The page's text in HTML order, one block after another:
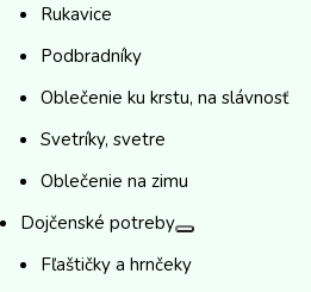
Rukavice
Podbradníky
Oblečenie ku krstu, na slávnosť
Svetríky, svetre
Oblečenie na zimu
Dojčenské potreby
Fľaštičky a hrnčeky